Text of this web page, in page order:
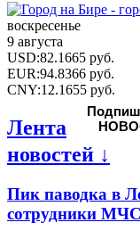
воскресенье
9 августа
USD:82.1665 руб.
EUR:94.8366 руб.
CNY:12.1655 руб.
Лента
новостей ↓
Пик паводка в
сотрудники МЧС